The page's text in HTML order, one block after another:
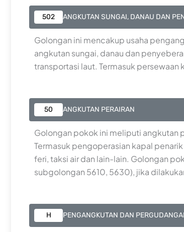
502 ANGKUTAN SUNGAI, DANAU DAN
Golongan ini mencakup usaha
angkutan sungai, danau dan
transportasi laut. Termasuk
50 ANGKUTAN PERAIRAN
Golongan pokok ini meliputi angkutan
Termasuk pengoperasian kapal
feri, taksi air dan lain-lain. Golongan
subgolongan 5610, 5630), jika
H PENGANGKUTAN DAN